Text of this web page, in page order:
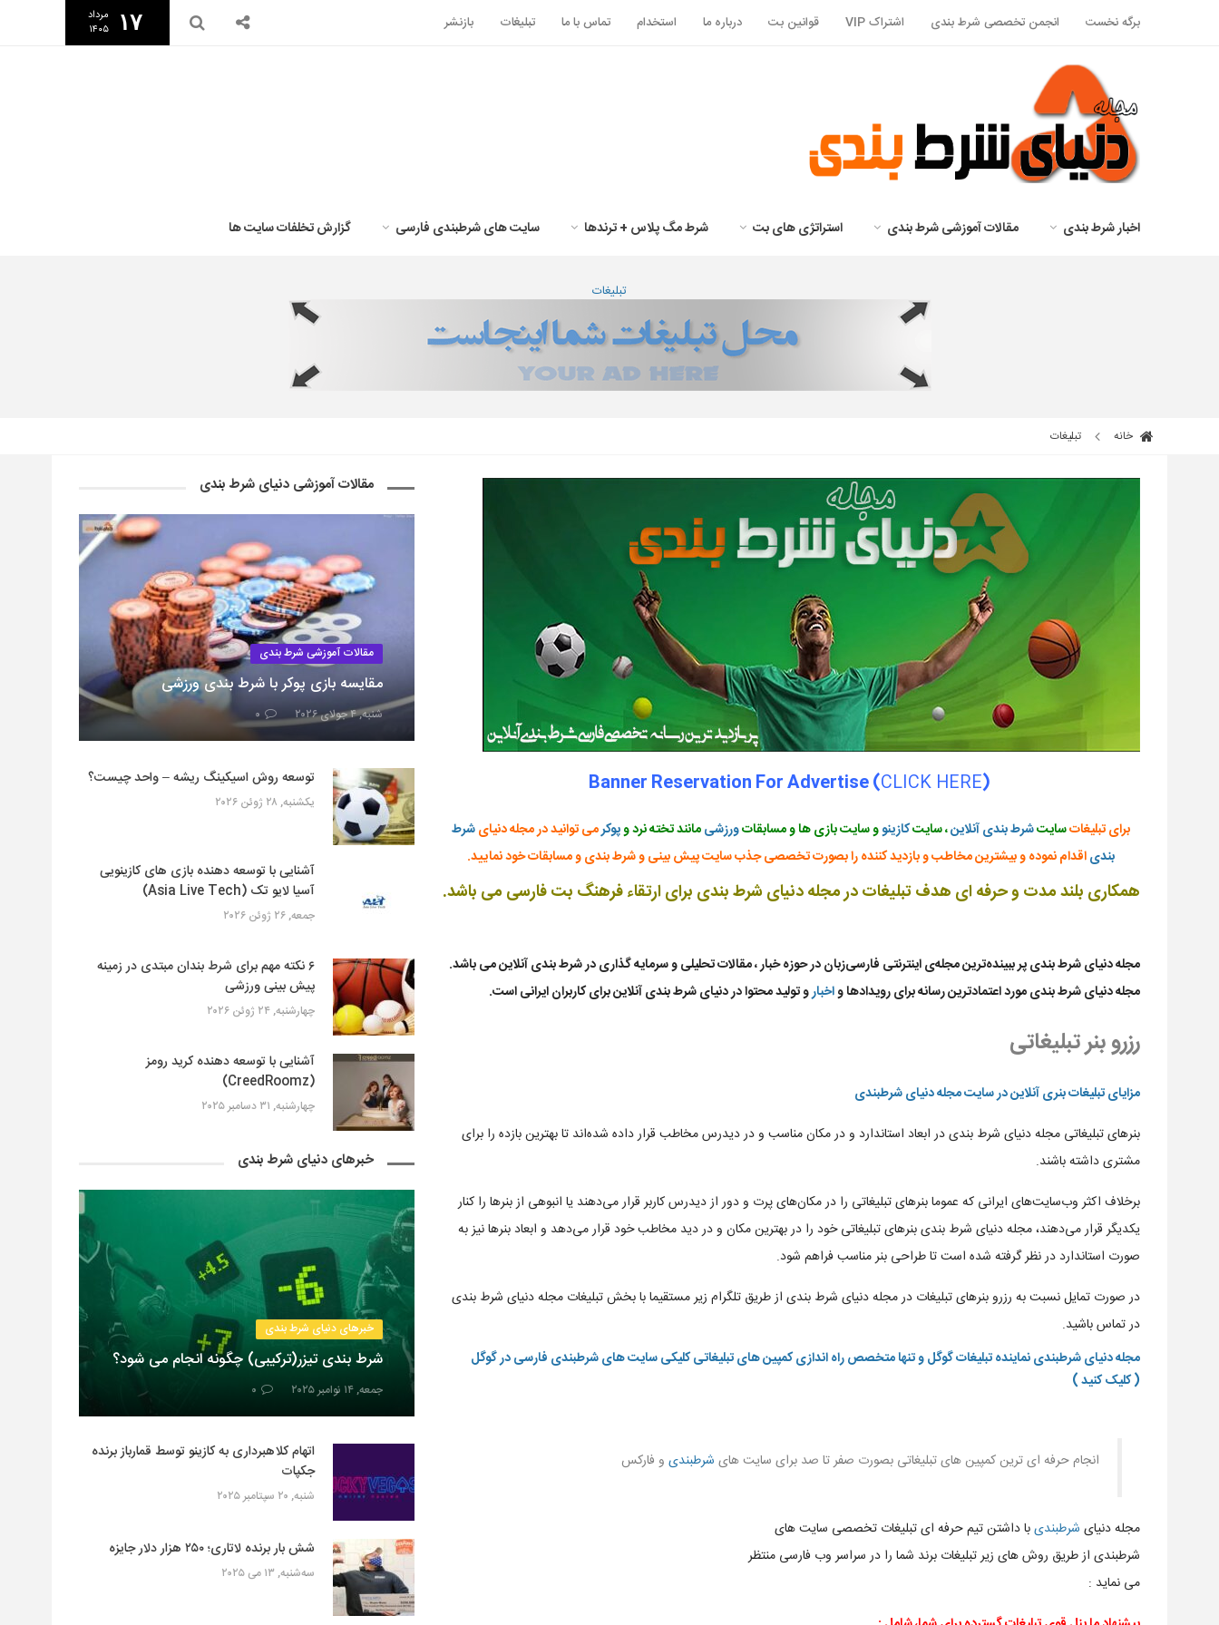
برگه نخست انجمن تخصصی شرط بندی اشتراک VIP قوانین بت درباره ما استخدام تماس با ما تبلیغات بازنشر ۱۷
مرداد
۱۴۰۵
اخبار شرط بندی مقالات آموزشی شرط بندی استراتژی های بت شرط مگ پلاس + ترندها سایت های شرطبندی فارسی گزارش تخلفات سایت ها
تبلیغات
خانه تبلیغات
(Banner Reservation For Advertise (
CLICK HERE
برای تبلیغاتسایتشرط بندیآنلاین، سایتکازینوو سایت بازی ها و مسابقاتورزشیمانند تخته نرد وپوکرمی توانید در مجله دنیایشرط
بندیاقدام نموده و بیشترین مخاطب و بازدید کننده را بصورت تخصصی جذب سایت پیش بینی و شرط بندی و مسابقات خود نمایید.
همکاری بلند مدت و حرفه ای هدف تبلیغات در مجله دنیای شرط بندی برای ارتقاء فرهنگ بت فارسی می باشد.
مجله دنیای شرط بندی پر ببینده‌ترین مجله‌ی اینترنتی فارسی‌زبان در حوزه ‌خبار ، مقالات تحلیلی و سرمایه گذاری در شرط بندی آنلاین می باشد.
مجله دنیای شرط بندی مورد اعتمادترین رسانه برای رویدادها واخبارو تولید محتوا در دنیای شرط بندی آنلاین برای کاربران ایرانی است.
رزرو بنر تبلیغاتی
مزایای تبلیغات بنری آنلاین در سایت مجله دنیای شرطبندی
بنرهای تبلیغاتی مجله دنیای شرط بندی در ابعاد استاندارد و در مکان مناسب و در دیدرس مخاطب قرار داده شده‌اند تا بهترین بازده را برای
مشتری داشته‌ باشند.
برخلاف اکثر وب‌سایت‌های ایرانی که عموما بنرهای تبلیغاتی را در مکان‌های پرت و دور از دیدرس کاربر قرار می‌دهند یا انبوهی از بنرها را کنار
یکدیگر قرار می‌دهند، مجله دنیای شرط بندی بنرهای تبلیغاتی خود را در بهترین مکان و در دید مخاطب خود قرار می‌دهد و ابعاد بنرها نیز به
صورت استاندارد در نظر گرفته شده است تا طراحی بنر مناسب فراهم شود.
در صورت تمایل نسبت به رزرو بنرهای تبلیغات در مجله دنیای شرط بندی از طریق تلگرام زیر مستقیما با بخش تبلیغات مجله دنیای شرط بندی
در تماس باشید.
مجله دنیای شرطبندی نماینده تبلیغات گوگل و تنها متخصص راه اندازی کمپین های تبلیغاتی کلیکی سایت های شرطبندی فارسی در گوگل
( کلیک کنید )
انجام حرفه ای ترین کمپین های تبلیغاتی بصورت صفر تا صد برای سایت های شرطبندی و فارکس
مجله دنیای شرطبندیبا داشتن تیم حرفه ای تبلیغات تخصصی سایت های
شرطبندی از طریق روش های زیر تبلیغات برند شما را در سراسر وب فارسی منتظر
می نماید :
مقالات آموزشی دنیای شرط بندی
مقالات آموزشی شرط بندی
مقایسه بازی پوکر با شرط بندی ورزشی
شنبه, ۴ جولای ۲۰۲۶ ۰
توسعه روش اسیکینگ ریشه – واحد چیست؟
یکشنبه, ۲۸ ژوئن ۲۰۲۶
آشنایی با توسعه دهنده بازی های کازینویی
آسیا لایو تک (Asia Live Tech)
جمعه, ۲۶ ژوئن ۲۰۲۶
۶ نکته مهم برای شرط بندان مبتدی در زمینه
پیش بینی ورزشی
چهارشنبه, ۲۴ ژوئن ۲۰۲۶
آشنایی با توسعه دهنده کرید رومز
(CreedRoomz)
چهارشنبه, ۳۱ دسامبر ۲۰۲۵
خبرهای دنیای شرط بندی
خبرهای دنیای شرط بندی
شرط بندی تیزر(ترکیبی) چگونه انجام می شود؟
جمعه, ۱۴ نوامبر ۲۰۲۵ ۰
اتهام کلاهبرداری به کازینو توسط قمارباز برنده
جکپات
شنبه, ۲۰ سپتامبر ۲۰۲۵
شش بار برنده لاتاری؛ ۲۵۰ هزار دلار جایزه
سه‌شنبه, ۱۳ می ۲۰۲۵